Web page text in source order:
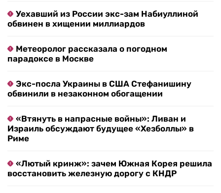
Уехавший из России экс-зам Набиуллиной
обвинен в хищении миллиардов
Метеоролог рассказала о погодном
парадоксе в Москве
Экс-посла Украины в США Стефанишину
обвинили в незаконном обогащении
«Втянуть в напрасные войны»: Ливан и
Израиль обсуждают будущее «Хезболлы» в
Риме
«Лютый кринж»: зачем Южная Корея решила
восстановить железную дорогу с КНДР